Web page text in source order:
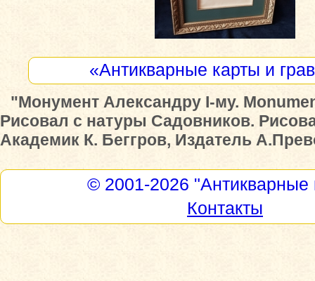
«Антикварные карты и
"Монумент Александру I-му.
Рисовал с натуры Садовников.
Академик К. Беггров, Издатель
© 2001-2026 "Антикварные
Контакты